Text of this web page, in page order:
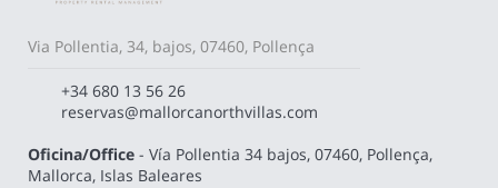
Via Pollentia, 34, bajos, 07460, Pollença
+34 680 13 56 26
reservas@mallorcanorthvillas.com
Oficina/Office - Vía Pollentia 34 bajos, 07460, Pollença,
Mallorca, Islas Baleares